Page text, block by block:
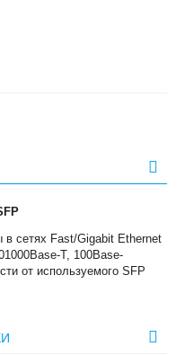
в сетях Fast/Gigabit Ethernet
T, 100Base-
от используемого SFP